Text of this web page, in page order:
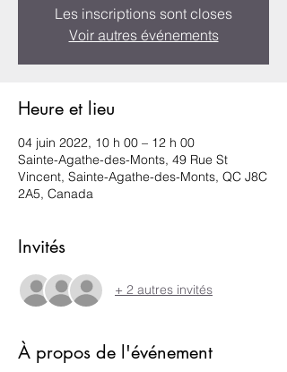
Les inscriptions sont closes
Voir autres événements
Heure et lieu
04 juin 2022, 10 h 00 – 12 h 00
Sainte-Agathe-des-Monts, 49 Rue St
Vincent, Sainte-Agathe-des-Monts, QC J8C
2A5, Canada
Invités
+ 2 autres invités
À propos de l'événement